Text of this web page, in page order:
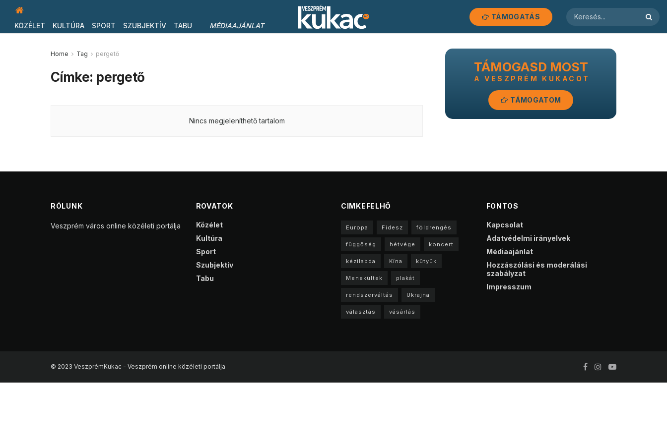
KÖZÉLET KULTÚRA SPORT SZUBJEKTÍV TABU MÉDIAAJÁNLAT
TÁMOGATÁS
Home Tag pergető
Címke: pergető
Nincs megjeleníthető tartalom
TÁMOGASD MOST
A VESZPRÉM KUKACOT
TÁMOGATOM
RÓLUNK
Veszprém város online közéleti portálja
ROVATOK
Közélet
Kultúra
Sport
Szubjektív
Tabu
CIMKEFELHŐ
Europa Fidesz földrengés
függőség hétvége koncert
kézilabda Kína kütyük
Menekültek plakát
rendszerváltás Ukrajna
választás vásárlás
FONTOS
Kapcsolat
Adatvédelmi irányelvek
Médiaajánlat
Hozzászólási és moderálási
szabályzat
Impresszum
© 2023 VeszprémKukac - Veszprém online közéleti portálja